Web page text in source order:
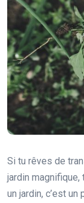
Si tu rêves de
jardin magnifique,
un jardin, c’est